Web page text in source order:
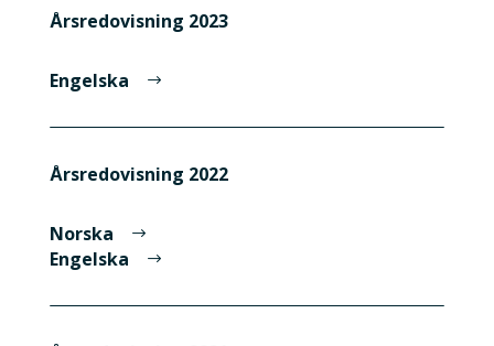
Årsredovisning 2023
Engelska
Årsredovisning 2022
Norska
Engelska